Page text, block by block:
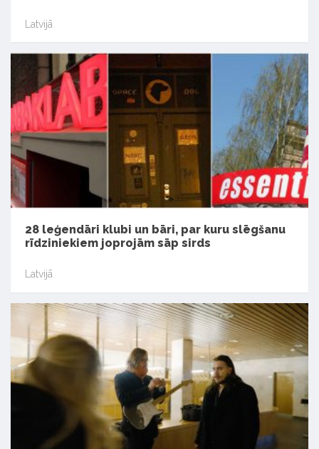
Latvijā
28 leģendāri klubi un bāri, par kuru slēgšanu
rīdziniekiem joprojām sāp sirds
Latvijā